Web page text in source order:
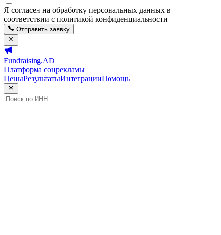
Я согласен на обработку персональных данных в
соответствии с политикой конфиденциальности
Отправить заявку
Fundraising.AD
Платформа соцрекламы
ЦеныРезультатыИнтеграцииПомощь